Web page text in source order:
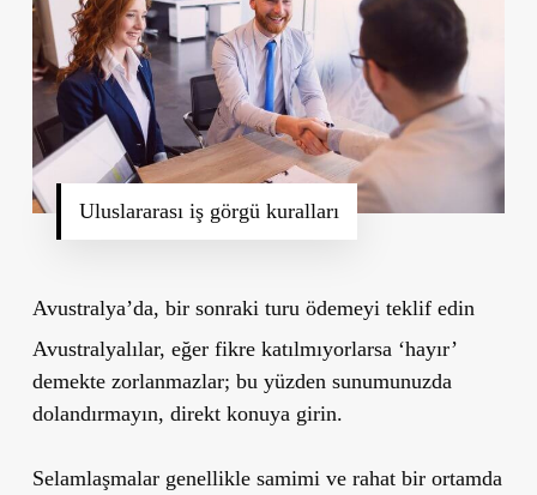
Uluslararası iş görgü kuralları
Avustralya’da, bir sonraki turu ödemeyi teklif edin
Avustralyalılar, eğer fikre katılmıyorlarsa ‘hayır’
demekte zorlanmazlar; bu yüzden sunumunuzda
dolandırmayın, direkt konuya girin.
Selamlaşmalar genellikle samimi ve rahat bir ortamda